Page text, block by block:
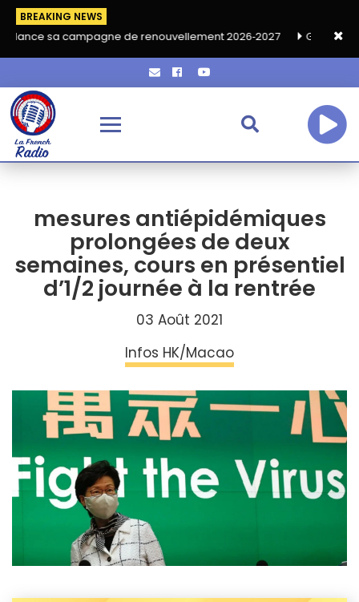
BREAKING NEWS
de renouvellement 2026‑2027 Grand café de rentrée
mesures antiépidémiques
prolongées de deux
semaines, cours en présentiel
d’1/2 journée à la rentrée
03 Août 2021
Infos HK/Macao